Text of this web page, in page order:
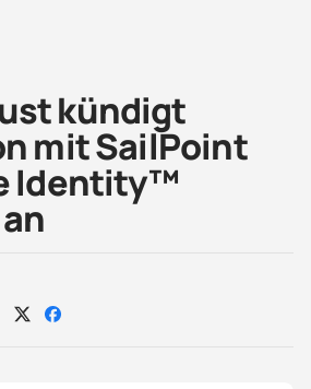
kündigt
mit SailPoint
Identity™
Auf Auf